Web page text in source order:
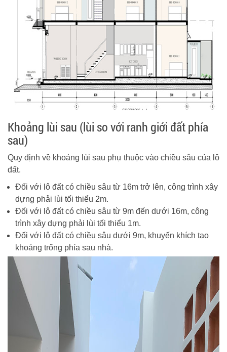
Khoảng lùi sau (lùi so với ranh giới đất phía
sau)
Quy định về khoảng lùi sau phụ thuộc vào chiều sâu của lô
đất.
Đối với lô đất có chiều sâu từ 16m trở lên, công trình xây
dựng phải lùi tối thiểu 2m.
Đối với lô đất có chiều sâu từ 9m đến dưới 16m, công
trình xây dựng phải lùi tối thiểu 1m.
Đối với lô đất có chiều sâu dưới 9m, khuyến khích tạo
khoảng trống phía sau nhà.